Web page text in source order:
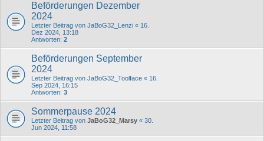
Beförderungen Dezember
2024
Letzter Beitrag von JaBoG32_Lenzi « 16.
Dez 2024, 13:18
Antworten: 2
Beförderungen September
2024
Letzter Beitrag von JaBoG32_Toolface « 16.
Sep 2024, 16:15
Antworten: 3
Sommerpause 2024
Letzter Beitrag von JaBoG32_Marsy « 30.
Jun 2024, 11:58